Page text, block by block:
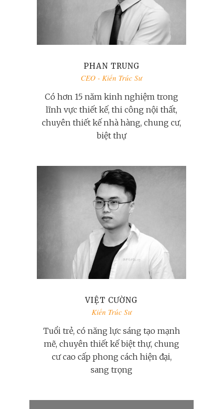
PHAN TRUNG
CEO - Kiến Trúc Sư
Có hơn 15 năm kinh nghiệm trong
lĩnh vực thiết kế, thi công nội thất,
chuyên thiết kế nhà hàng, chung cư,
biệt thự
VIỆT CƯỜNG
Kiến Trúc Sư
Tuổi trẻ, có năng lực sáng tạo mạnh
mẽ, chuyên thiết kế biệt thự, chung
cư cao cấp phong cách hiện đại,
sang trọng